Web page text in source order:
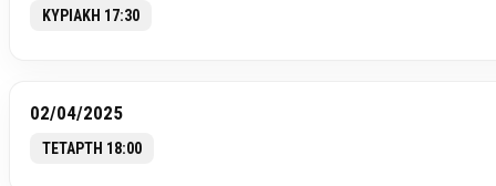
ΚΥΡΙΑΚΗ 17:30
02/04/2025
ΤΕΤΑΡΤΗ 18:00